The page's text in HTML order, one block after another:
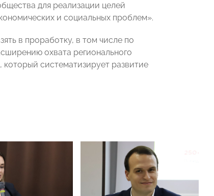
для реализации целей
и социальных проблем».
в проработку, в том числе по
охвата регионального
систематизирует развитие